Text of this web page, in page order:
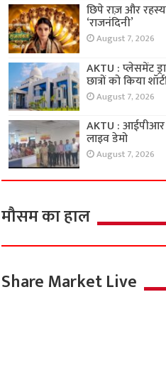
छिपे राज़ और
‘राजनंदिनी’
August 7, 2026
AKTU : प्लेसमेंट
छात्रों को किया
August 7, 2026
AKTU : आईपीआर
लाइव डेमो
August 7, 2026
मौसम का हाल
Share Market Live